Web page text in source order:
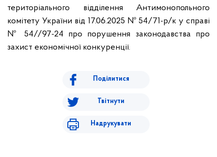
територіального відділення Антимонопольного
комітету України від 17.06.2025 № 54/71-р/к у справі
№ 54//97-24 про порушення законодавства про
захист економічної конкуренції.
Поділитися
Твітнути
Надрукувати